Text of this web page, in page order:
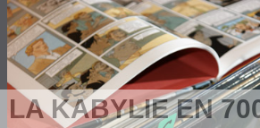
LA KABYLIE EN